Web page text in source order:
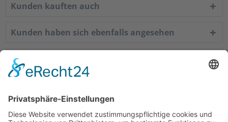
Kunden kauften auch
Kunden haben sich ebenfalls angesehen
Service Hotline
Informationen